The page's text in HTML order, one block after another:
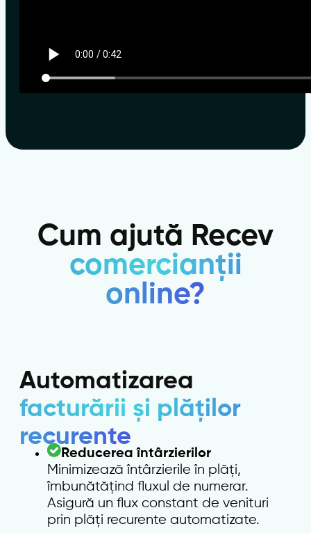
Cum ajută Recev
comercianții
online?
Automatizarea
facturării și plăților
recurente
Reducerea întârzierilor
Minimizează întârzierile în plăți,
îmbunătățind fluxul de numerar.
Asigură un flux constant de venituri
prin plăți recurente automatizate.